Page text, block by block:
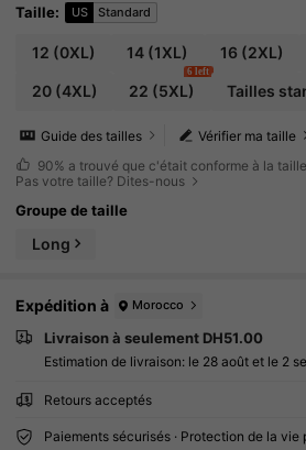
mps, robe fleurie pour femmes, robe
ctée, robe maxi de vacances,
es pour femmes, robe de vacances,
be, robe maxi décontractée, robes d'été
es, vêtements pour femmes
Taille: US Standard
12 (0XL) 14 (1XL) 16 (2XL)
20(4XL) 22 (5XL)
6 left
Tailles
Vérifier ma taille
Guide des tailles
90% a trouvé que c'était conforme à la taille
Pas votre taille? Dites-nous
Groupe de taille
Long
Expédition à Morocco
Livraison à seulement DH51.00
Estimation de livraison: le 28 août et le 2
Retours acceptés
Paiements sécurisés · Protection de la vie